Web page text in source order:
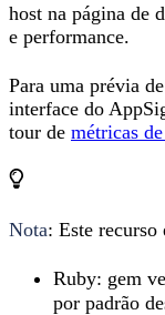
host na página de
e performance.
Para uma prévia
interface do
tour de métricas
Nota: Este recurso
Ruby: gem
por padrão